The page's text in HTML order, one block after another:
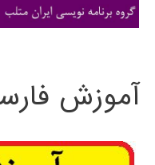
ی
آموزش